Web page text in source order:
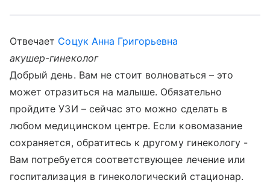
Отвечает Соцук Анна Григорьевна
акушер-гинеколог
Добрый день. Вам не стоит волноваться – это
может отразиться на малыше. Обязательно
пройдите УЗИ – сейчас это можно сделать в
любом медицинском центре. Если ковомазание
сохраняется, обратитесь к другому гинекологу -
Вам потребуется соответствующее лечение или
госпитализация в гинекологический стационар.